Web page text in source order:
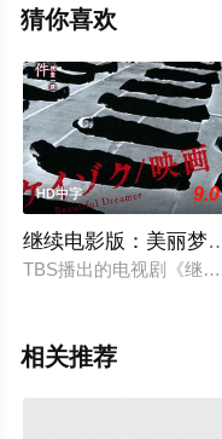
拉
无删减完整版电影大全
息可移步至豆瓣电影
猜你喜欢
HD中字 9.0
继续电影版：美丽梦
TBS播出的电视剧《继
相关推荐